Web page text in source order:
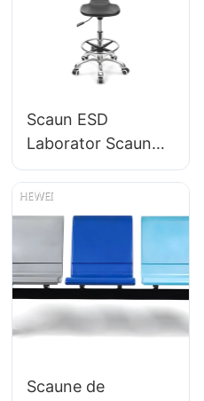
aluminiu ergonomic
LC090 Proiectat de
Scaun ESD
Laborator Scaun
mic Înălțime
reglabilă a
scaunului & de 5
stele pentru IC de
laborator003
Scaune de